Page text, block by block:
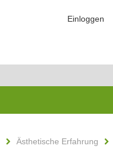
Einloggen
Ästhetische Erfahrung